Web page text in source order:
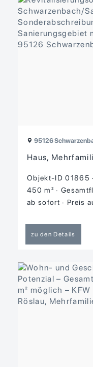
95126
Haus,
Objekt-ID 01865
450 m²
ab sofort
Preis
zu den Details